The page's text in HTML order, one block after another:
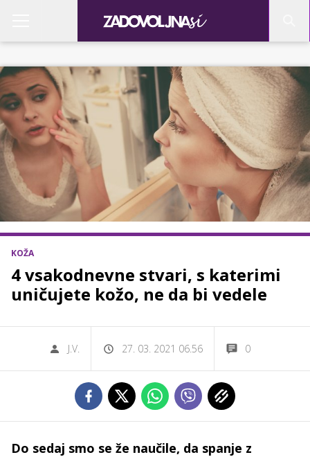
KOŽA
4 vsakodnevne stvari, s katerimi
uničujete kožo, ne da bi vedele
J.V. 27. 03. 2021 06.56 0
Do sedaj smo se že naučile, da spanje z